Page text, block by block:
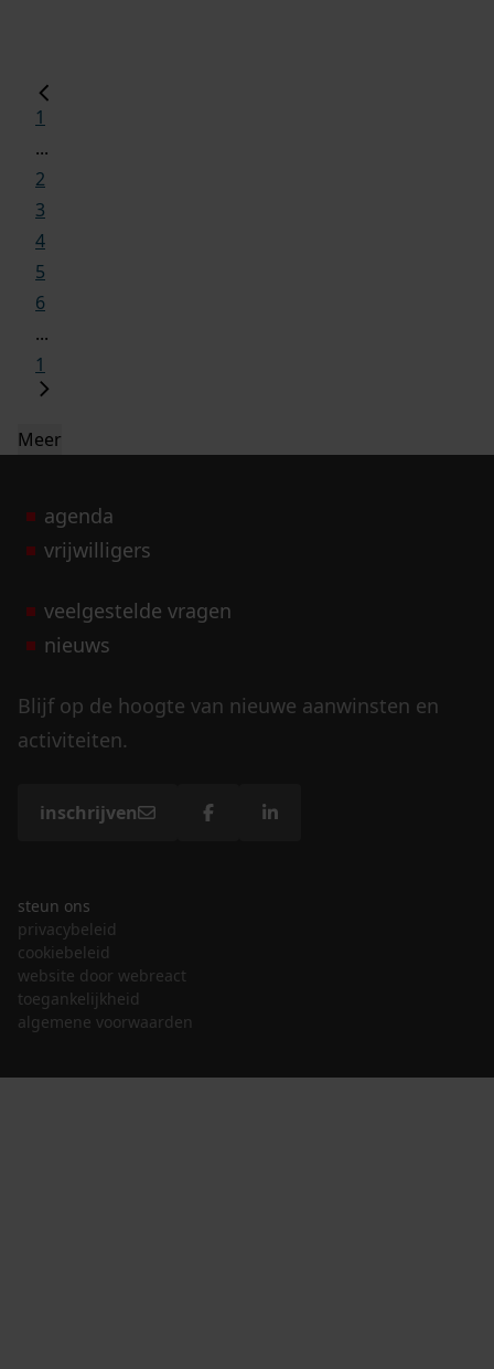
1
...
2
3
4
5
6
...
1
Meer
agenda
vrijwilligers
veelgestelde vragen
nieuws
Blijf op de hoogte van nieuwe aanwinsten en
activiteiten.
inschrijven
steun ons
privacybeleid
cookiebeleid
website door webreact
toegankelijkheid
algemene voorwaarden